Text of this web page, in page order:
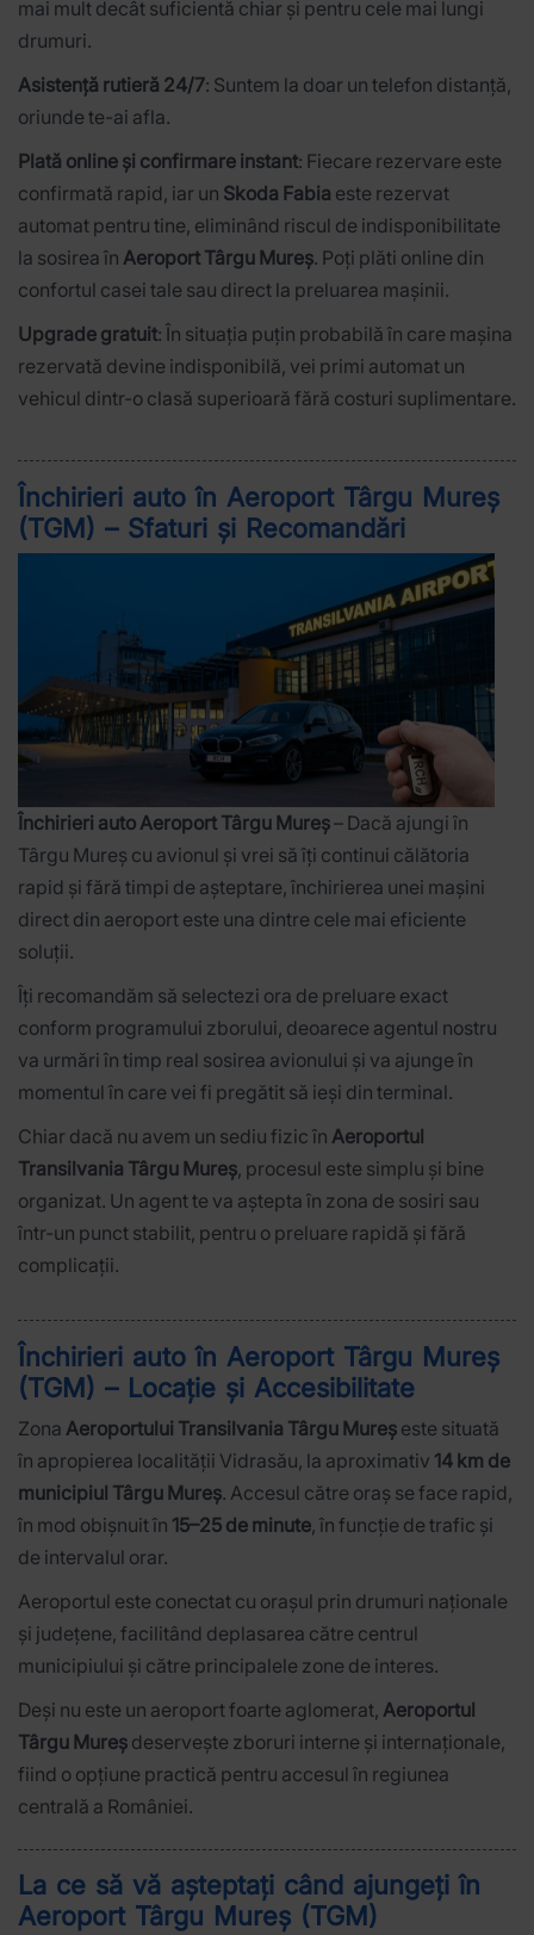
mai mult decât suficientă chiar și pentru cele mai lungi
drumuri.
Asistență rutieră 24/7: Suntem la doar un telefon distanță,
oriunde te-ai afla.
Plată online și confirmare instant: Fiecare rezervare este
confirmată rapid, iar un Skoda Fabia este rezervat
automat pentru tine, eliminând riscul de indisponibilitate
la sosirea în Aeroport Târgu Mureș. Poți plăti online din
confortul casei tale sau direct la preluarea mașinii.
Upgrade gratuit: În situația puțin probabilă în care mașina
rezervată devine indisponibilă, vei primi automat un
vehicul dintr-o clasă superioară fără costuri suplimentare.
Închirieri auto în Aeroport Târgu Mureș
(TGM) – Sfaturi și Recomandări
Închirieri auto Aeroport Târgu Mureș– Dacă ajungi în
Târgu Mureș cu avionul și vrei să îți continui călătoria
rapid și fără timpi de așteptare, închirierea unei mașini
direct din aeroport este una dintre cele mai eficiente
soluții.
Îți recomandăm să selectezi ora de preluare exact
conform programului zborului, deoarece agentul nostru
va urmări în timp real sosirea avionului și va ajunge în
momentul în care vei fi pregătit să ieși din terminal.
Chiar dacă nu avem un sediu fizic în Aeroportul
Transilvania Târgu Mureș, procesul este simplu și bine
organizat. Un agent te va aștepta în zona de sosiri sau
într-un punct stabilit, pentru o preluare rapidă și fără
complicații.
Închirieri auto în Aeroport Târgu Mureș
(TGM) – Locație și Accesibilitate
Zona Aeroportului Transilvania Târgu Mureș este situată
în apropierea localității Vidrasău, la aproximativ 14 km de
municipiul Târgu Mureș. Accesul către oraș se face rapid,
în mod obișnuit în 15–25 de minute, în funcție de trafic și
de intervalul orar.
Aeroportul este conectat cu orașul prin drumuri naționale
și județene, facilitând deplasarea către centrul
municipiului și către principalele zone de interes.
Deși nu este un aeroport foarte aglomerat, Aeroportul
Târgu Mureș deservește zboruri interne și internaționale,
fiind o opțiune practică pentru accesul în regiunea
centrală a României.
La ce să vă așteptați când ajungeți în
Aeroport Târgu Mureș (TGM)